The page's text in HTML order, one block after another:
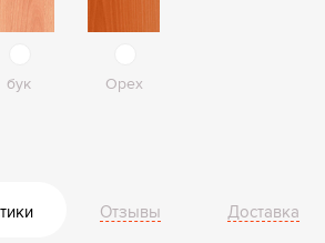
бук Орех
Отзывы Доставка